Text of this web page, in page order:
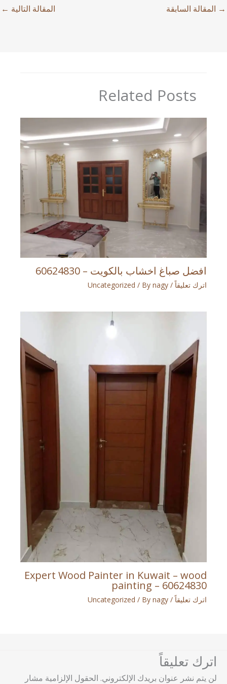
→ المقالة السابقة المقالة التالية ←
Related Posts
افضل صباغ اخشاب بالكويت – 60624830
اترك تعليقاً /
Uncategorized / By nagy
Expert Wood Painter in Kuwait – wood
painting – 60624830
اترك تعليقاً /
Uncategorized / By nagy
اترك تعليقاً
لن يتم نشر عنوان بريدك الإلكتروني. الحقول الإلزامية مشار